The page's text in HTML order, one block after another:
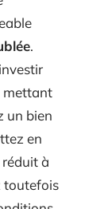
.
mettant
un bien
en
à
toutefois